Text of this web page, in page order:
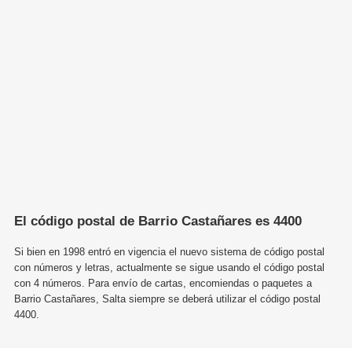
El código postal de Barrio Castañares es 4400
Si bien en 1998 entró en vigencia el nuevo sistema de código postal
con números y letras, actualmente se sigue usando el código postal
con 4 números. Para envío de cartas, encomiendas o paquetes a
Barrio Castañares, Salta siempre se deberá utilizar el código postal
4400.